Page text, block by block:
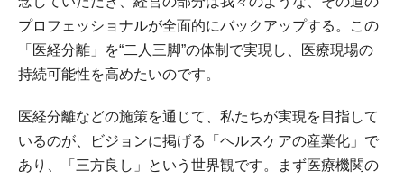
プロフェッショナルが全面的にバックアップする。この
「医経分離」を“二人三脚”の体制で実現し、医療現場の
持続可能性を高めたいのです。
医経分離などの施策を通じて、私たちが実現を目指して
いるのが、ビジョンに掲げる「ヘルスケアの産業化」で
あり、「三方良し」という世界観です。まず医療機関の